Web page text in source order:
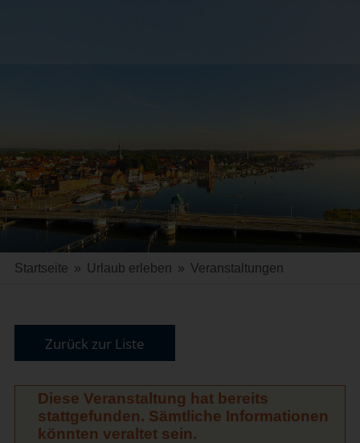
Startseite » Urlaub erleben » Veranstaltungen
Zurück zur Liste
Diese Veranstaltung hat bereits
stattgefunden. Sämtliche Informationen
könnten veraltet sein.